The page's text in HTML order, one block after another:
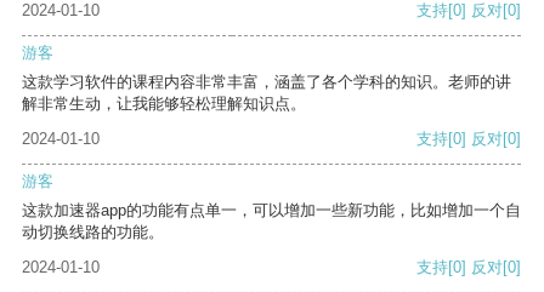
2024-01-10
支持[0] 反对[0]
游客
这款学习软件的课程内容非常丰富，涵盖了各个学科的知识。老师的讲
解非常生动，让我能够轻松理解知识点。
2024-01-10
支持[0] 反对[0]
游客
这款加速器app的功能有点单一，可以增加一些新功能，比如增加一个自
动切换线路的功能。
2024-01-10
支持[0] 反对[0]